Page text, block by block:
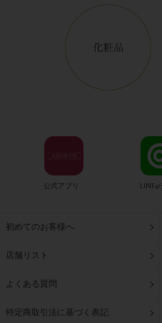
公式アプリ
初めてのお客様へ
店舗リスト
よくある質問
特定商取引法に基づく表記